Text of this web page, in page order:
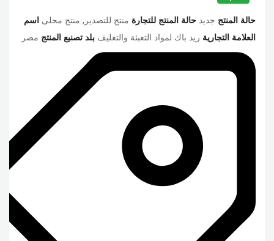
حالة المنتج جديد حالة المنتج للتجارة منتج للتصدير, منتج محلى اسم
العلامة التجارية ريد باك لمواد التعبئة والتغليف بلد تصنبع المنتج مصر